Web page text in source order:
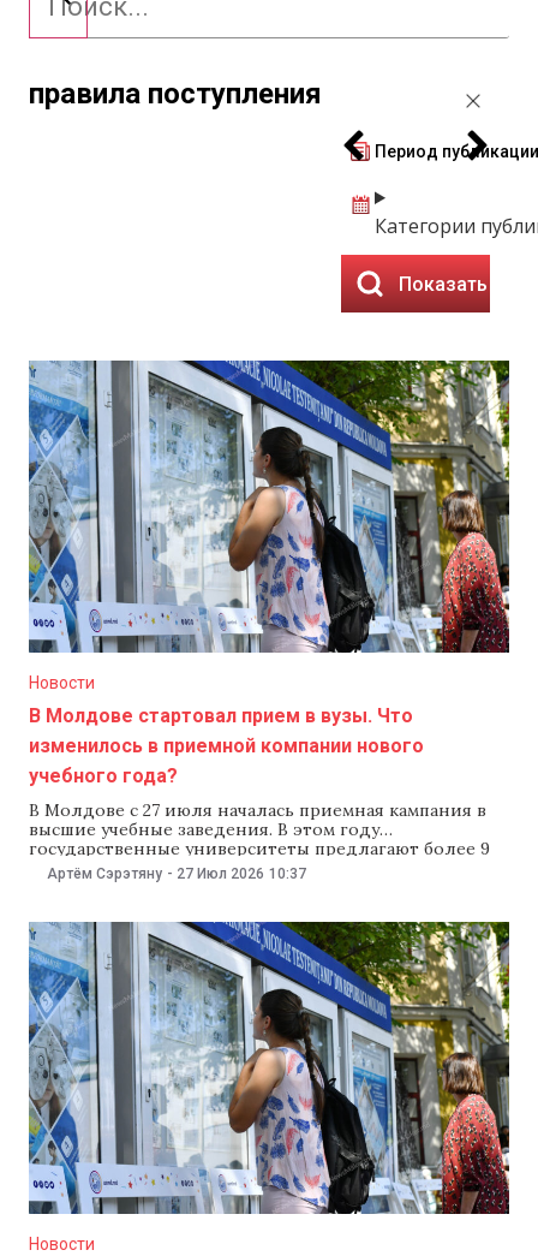
правила поступления
Период публикации
Категории
Показать
Новости
В Молдове стартовал прием в вузы. Что
изменилось в приемной компании нового
учебного года?
В Молдове с 27 июля началась приемная кампания в
высшие учебные заведения. В этом году
государственные университеты предлагают более 9
тыс. бюджетных мест, а при поступлении в
магистратуру на бюджет впервые установили
семи. В 2026–2027 учебном году государственные вузы
предлагают 9013 бюджетных мест. Из
Артём Сэрэтяну - 27 Июл 2026 10:37
Новости